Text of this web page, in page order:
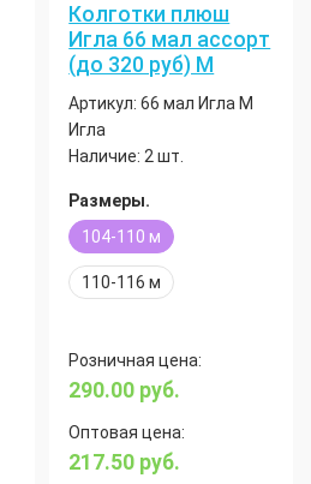
Колготки плюш
Игла 66 мал ассорт
(до 320 руб) М
Артикул: 66 мал Игла М
Игла
Наличие: 2 шт.
Размеры.
104-110 м
110-116 м
Розничная цена:
290.00 руб.
Оптовая цена:
217.50 руб.